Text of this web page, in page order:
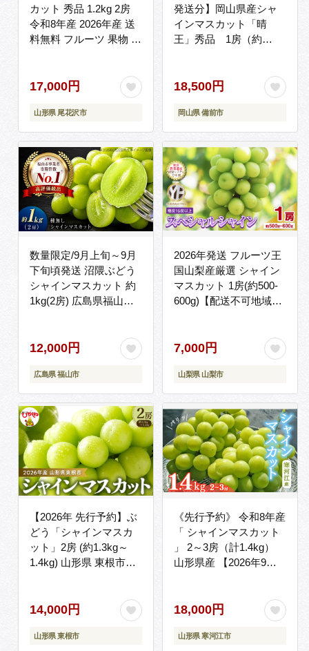
カット 秀品 1.2kg 2房
令和8年産 2026年産 送
料無料 フルーツ 果物 ぶ
縄・離島への配送不可
17,000円
山形県 尾花沢市
発送分】岡山県産シャ
インマスカット「晴
王」秀品 1房（約
ンマスカット 大房 大粒
岡山県産 秀品 種無し 高
糖度 葡萄 ぶどう 御中元
ギフト 御礼 化粧箱入 プ
レゼント 御祝 御供 果物
くだもの フルーツ 】
18,500円
岡山県 備前市
数量限定/9月上旬～9月
下旬頃発送 沼隈ぶどう
シャインマスカット 約
1kg(2房) 広島県福山市/
ぶどう ブドウ 葡萄 種な
[BAEV005]
12,000円
広島県 福山市
2026年発送 フルーツ王
国山梨産厳選 シャイン
マスカット 1房(約500-
600g)【配送不可地域：
7,000円
山梨県 山梨市
【2026年 先行予約】ぶ
どう「シャインマスカ
ット」2房 (約1.3kg～
1.4kg) 山形県 東根市
14,000円
山形県 東根市
《先行予約》 令和8年産
「 シャインマスカット
」 2～3房（計1.4kg）
山形県産 【2026年9月
縄・離島 018-B-
18,000円
山形県 寒河江市